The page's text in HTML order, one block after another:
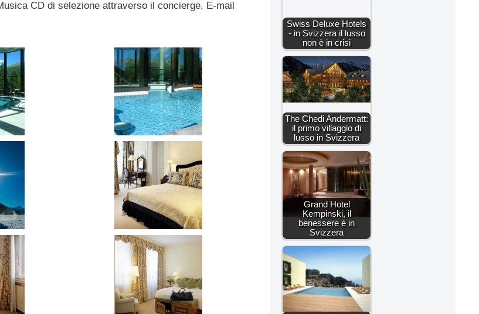
CD di selezione attraverso il concierge, E-mail
Swiss Deluxe Hotels
- in Svizzera il lusso
non è in crisi
The Chedi Andermatt:
il primo villaggio di
lusso in Svizzera
Grand Hotel
Kempinski, il
benessere è in
Svizzera